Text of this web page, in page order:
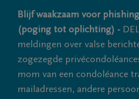
Blijf waakzaam voor
(poging tot oplichting) -
meldingen over valse
zogezegde
mom van een condoléance
mailadressen, andere